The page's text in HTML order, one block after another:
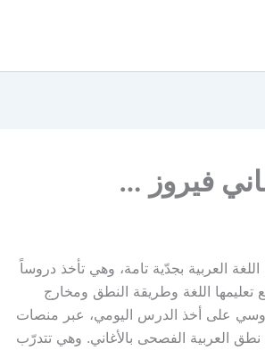
فيروز …
اللغة العربية بجدّية تامة، وهي تأخذ دروساً
تعليمها اللغة وطريقة النطق ومخارج
على أخذ الدرس اليومي، عبر منصات
العربية الفصحى بالأغاني. وهي تتدرّب